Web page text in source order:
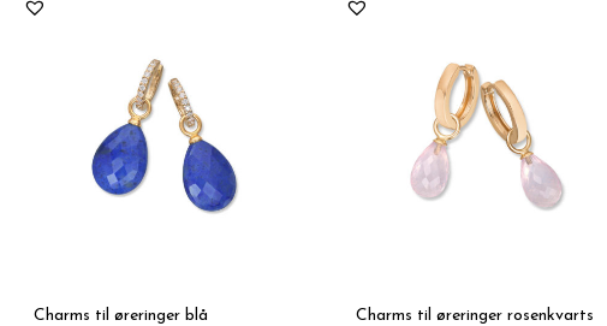
Charms til øreringer blå
Charms til øreringer rosenkvarts